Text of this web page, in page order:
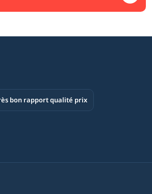
bon rapport qualité prix